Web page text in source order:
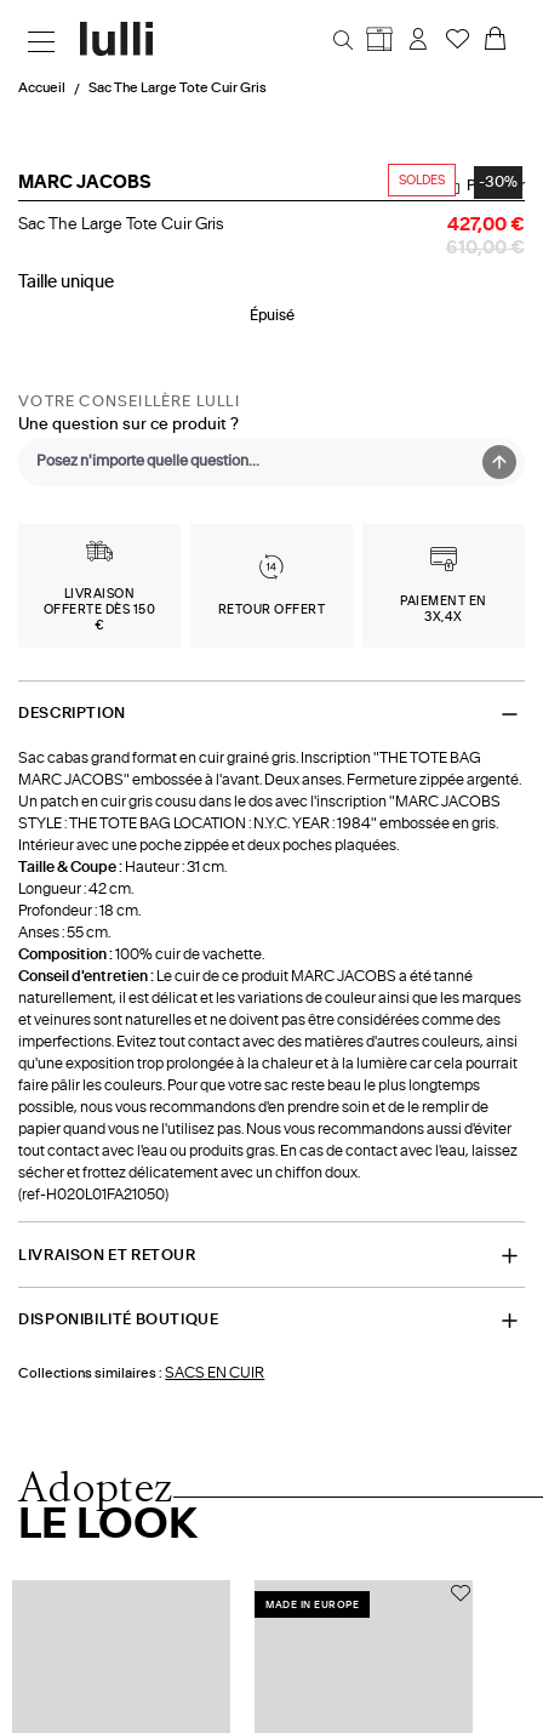
Accueil Sac The Large Tote Cuir Gris
SOLDES -30%
MARC JACOBS
Sac
Tote
Partager
Sac The Large Tote Cuir Gris
610,00 €
427,00 €
Taille unique
Épuisé
VOTRE CONSEILLÈRE LULLI
Une question sur ce produit ?
LIVRAISON
OFFERTE DÈS 150
€
RETOUR OFFERT
PAIEMENT EN
3X,4X
DESCRIPTION
Sac cabas grand format en cuir grainé gris. Inscription "THE TOTE BAG
MARC JACOBS" embossée à l'avant. Deux anses. Fermeture zippée argenté.
Un patch en cuir gris cousu dans le dos avec l'inscription "MARC JACOBS
STYLE : THE TOTE BAG LOCATION : N.Y.C. YEAR : 1984" embossée en gris.
Intérieur avec une poche zippée et deux poches plaquées.
Taille & Coupe : Hauteur : 31 cm.
Longueur : 42 cm.
Profondeur : 18 cm.
Anses : 55 cm.
Composition :100% cuir de vachette.
Conseil d'entretien :
Le cuir de ce produit MARC JACOBS a été tanné
naturellement, il est délicat et les variations de couleur ainsi que les marques
et veinures sont naturelles et ne doivent pas être considérées comme des
imperfections. Evitez tout contact avec des matières d'autres couleurs, ainsi
qu'une exposition trop prolongée à la chaleur et à la lumière car cela pourrait
faire pâlir les couleurs. Pour que votre sac reste beau le plus longtemps
possible, nous vous recommandons d'en prendre soin et de le remplir de
papier quand vous ne l'utilisez pas. Nous vous recommandons aussi d'éviter
tout contact avec l'eau ou produits gras. En cas de contact avec l'eau, laissez
sécher et frottez délicatement avec un chiffon doux.
(ref-H020L01FA21050)
LIVRAISON ET RETOUR
DISPONIBILITÉ BOUTIQUE
Collections similaires : SACS EN CUIR
Adoptez
LE LOOK
MADE IN EUROPE